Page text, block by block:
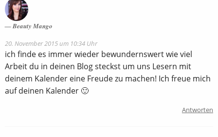
Beauty Mango
20. November 2015 um 10:34 Uhr
ich finde es immer wieder bewundernswert wie viel
Arbeit du in deinen Blog steckst um uns Lesern mit
deinem Kalender eine Freude zu machen! Ich freue mich
auf deinen Kalender 🙂
Antworten